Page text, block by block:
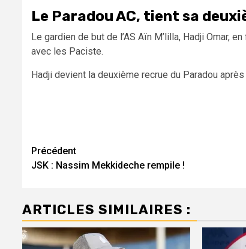
Le Paradou AC, tient sa
Le gardien de but de l’AS Aïn M’lilla, Hadji Omar,
avec les Paciste.
Hadji devient la deuxième recrue du Paradou
Navigation
d’article
Précédent
JSK : Nassim Mekkideche rempile !
ARTICLES SIMILAIRES :